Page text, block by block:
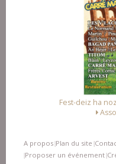
Fest-deiz ha
A propos Plan du site
Proposer un événement